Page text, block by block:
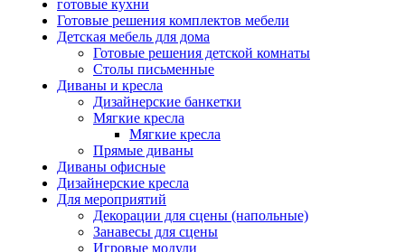
готовые кухни
Готовые решения комплектов мебели
Детская мебель для дома
Готовые решения детской комнаты
Столы письменные
Диваны и кресла
Дизайнерские банкетки
Мягкие кресла
Мягкие кресла
Прямые диваны
Диваны офисные
Дизайнерские кресла
Для мероприятий
Декорации для сцены (напольные)
Занавесы для сцены
Игровые модули